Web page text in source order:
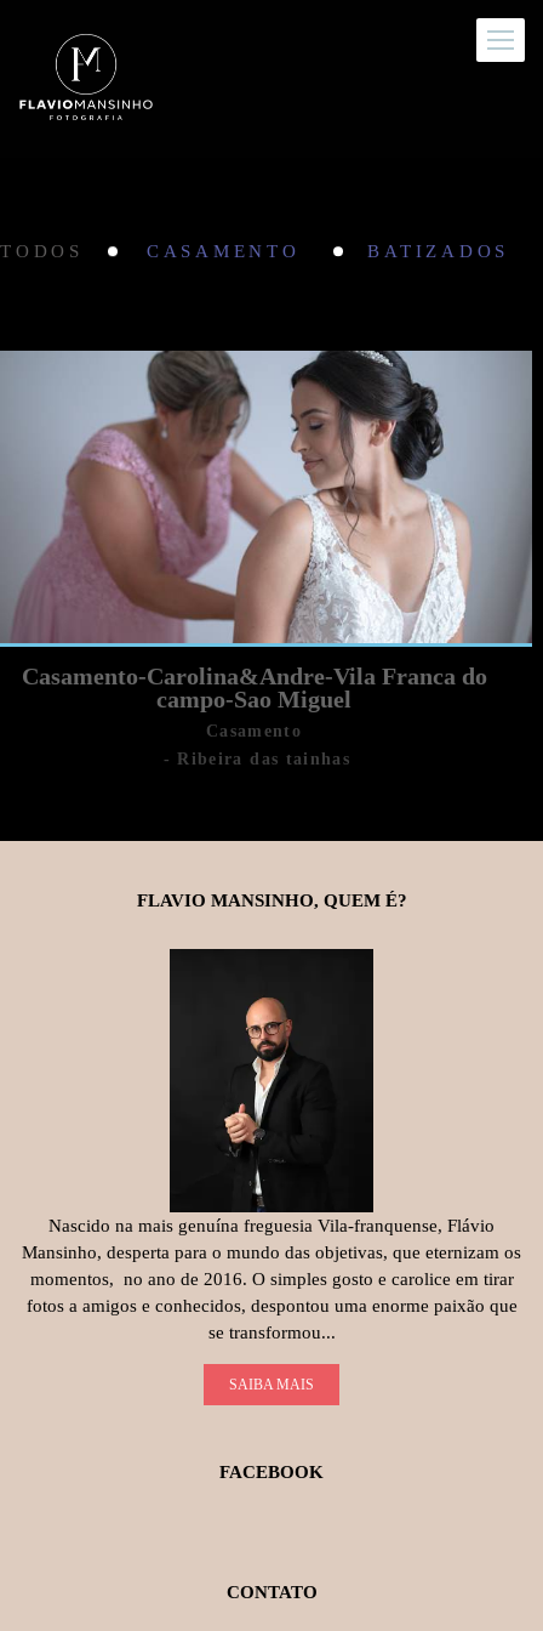
TODOS CASAMENTO BATIZADOS
Casamento-Carolina&Andre-Vila Franca do
campo-Sao Miguel
Casamento
Ribeira das tainhas
FLAVIO MANSINHO, QUEM É?
Nascido na mais genuína freguesia Vila-franquense, Flávio
Mansinho, desperta para o mundo das objetivas, que eternizam os
momentos, no ano de 2016. O simples gosto e carolice em tirar
fotos a amigos e conhecidos, despontou uma enorme paixão que
se transformou...
SAIBA MAIS
FACEBOOK
CONTATO